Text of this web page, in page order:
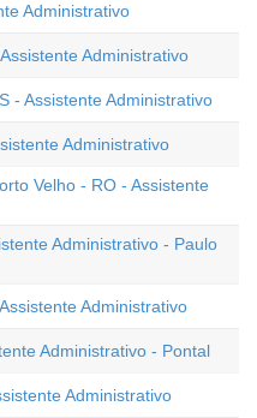
Administrativo
Administrativo
- Assistente Administrativo
Administrativo
Velho - RO - Assistente
Administrativo - Paulo
Administrativo
Administrativo - Pontal
Administrativo